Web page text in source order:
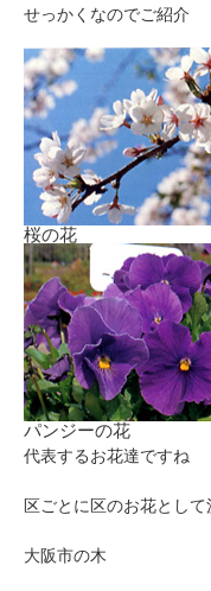
せっかくなのでご紹介
桜の花
パンジーの花
代表するお花達ですね
区ごとに区のお花とし
大阪市の木